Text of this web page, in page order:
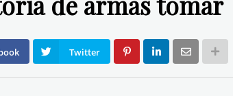
Twitter